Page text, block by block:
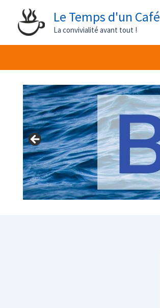
contenu
Le Temps d'un Café
La convivialité avant tout !